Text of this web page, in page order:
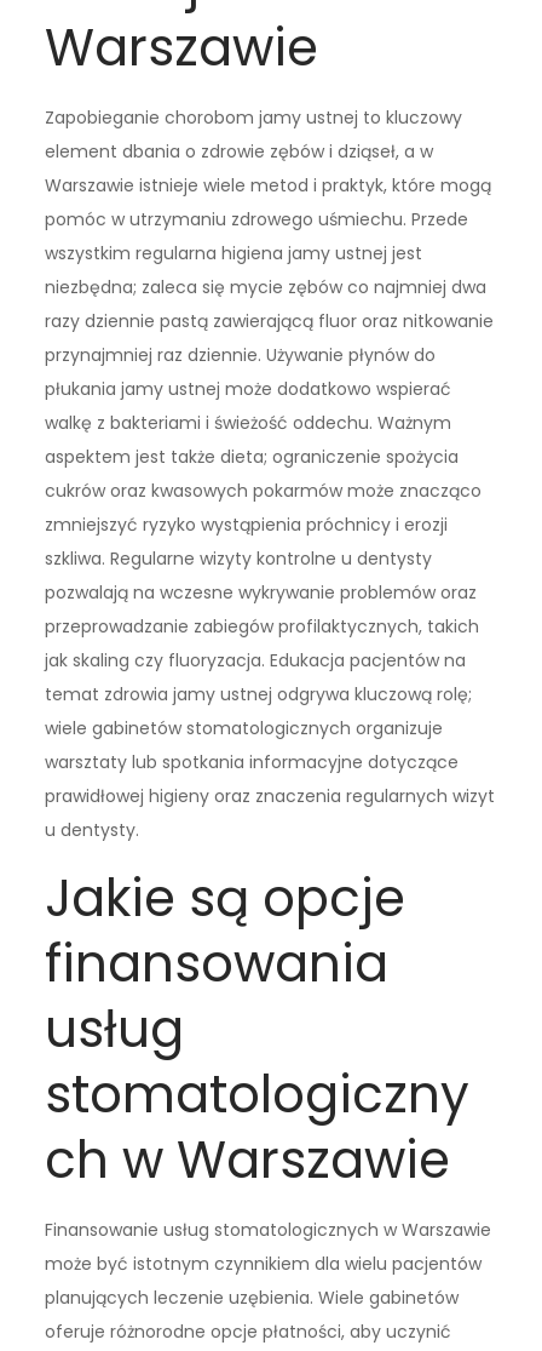
Warszawie
Zapobieganie chorobom jamy ustnej to kluczowy
element dbania o zdrowie zębów i dziąseł, a w
Warszawie istnieje wiele metod i praktyk, które mogą
pomóc w utrzymaniu zdrowego uśmiechu. Przede
wszystkim regularna higiena jamy ustnej jest
niezbędna; zaleca się mycie zębów co najmniej dwa
razy dziennie pastą zawierającą fluor oraz nitkowanie
przynajmniej raz dziennie. Używanie płynów do
płukania jamy ustnej może dodatkowo wspierać
walkę z bakteriami i świeżość oddechu. Ważnym
aspektem jest także dieta; ograniczenie spożycia
cukrów oraz kwasowych pokarmów może znacząco
zmniejszyć ryzyko wystąpienia próchnicy i erozji
szkliwa. Regularne wizyty kontrolne u dentysty
pozwalają na wczesne wykrywanie problemów oraz
przeprowadzanie zabiegów profilaktycznych, takich
jak skaling czy fluoryzacja. Edukacja pacjentów na
temat zdrowia jamy ustnej odgrywa kluczową rolę;
wiele gabinetów stomatologicznych organizuje
warsztaty lub spotkania informacyjne dotyczące
prawidłowej higieny oraz znaczenia regularnych wizyt
u dentysty.
Jakie są opcje
finansowania
usług
stomatologiczny
ch w Warszawie
Finansowanie usług stomatologicznych w Warszawie
może być istotnym czynnikiem dla wielu pacjentów
planujących leczenie uzębienia. Wiele gabinetów
oferuje różnorodne opcje płatności, aby uczynić